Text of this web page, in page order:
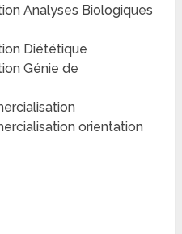
Analyses Biologiques
Diététique
Génie de
orientation